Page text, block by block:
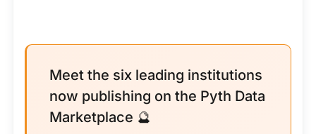
Meet the six leading institutions
now publishing on the Pyth Data
Marketplace 🔮